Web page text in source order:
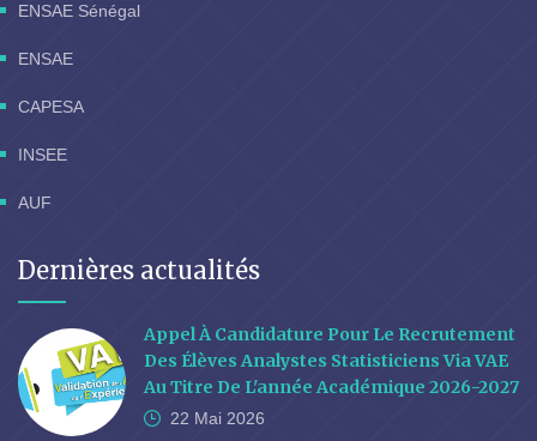
ENSAE Sénégal
ENSAE
CAPESA
INSEE
AUF
Dernières actualités
Appel À Candidature Pour Le Recrutement
Des Élèves Analystes Statisticiens Via VAE
Au Titre De L'année Académique 2026-2027
22 Mai 2026